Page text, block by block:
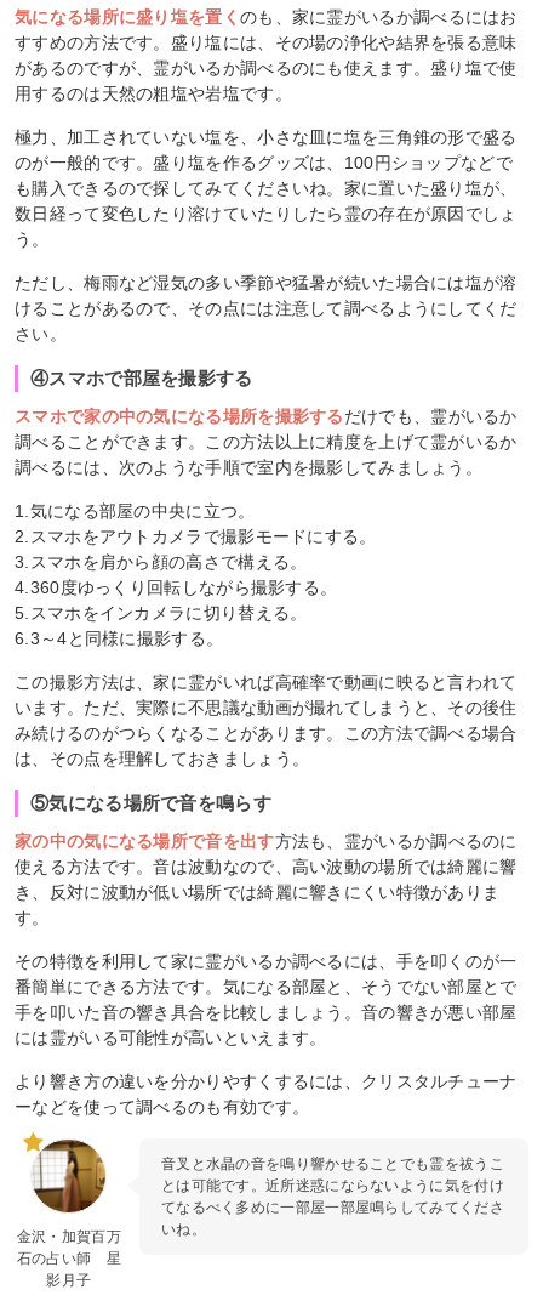
気になる場所に盛り塩を置く のも、家に霊がいるか調べるにはお
すすめの方法です。盛り塩には、その場の浄化や結界を張る意味
があるのですが、霊がいるか調べるのにも使えます。盛り塩で使
用するのは天然の粗塩や岩塩です。
極力、加工されていない塩を、小さな皿に塩を三角錐の形で盛る
のが一般的です。盛り塩を作るグッズは、100円ショップなどで
も購入できるので探してみてくださいね。家に置いた盛り塩が、
数日経って変色したり溶けていたりしたら霊の存在が原因でしょ
う。
ただし、梅雨など湿気の多い季節や猛暑が続いた場合には塩が溶
けることがあるので、その点には注意して調べるようにしてくだ
さい。
④スマホで部屋を撮影する
スマホで家の中の気になる場所を撮影するだけでも、霊がいるか
調べることができます。この方法以上に精度を上げて霊がいるか
調べるには、次のような手順で室内を撮影してみましょう。
1.気になる部屋の中央に立つ。
2.スマホをアウトカメラで撮影モードにする。
3.スマホを肩から顔の高さで構える。
4.360度ゆっくり回転しながら撮影する。
5.スマホをインカメラに切り替える。
6.3～4と同様に撮影する。
この撮影方法は、家に霊がいれば高確率で動画に映ると言われて
います。ただ、実際に不思議な動画が撮れてしまうと、その後住
み続けるのがつらくなることがあります。この方法で調べる場合
は、その点を理解しておきましょう。
⑤気になる場所で音を鳴らす
家の中の気になる場所で音を出す方法も、霊がいるか調べるのに
使える方法です。音は波動なので、高い波動の場所では綺麗に響
き、反対に波動が低い場所では綺麗に響きにくい特徴がありま
す。
その特徴を利用して家に霊がいるか調べるには、手を叩くのが一
番簡単にできる方法です。気になる部屋と、そうでない部屋とで
手を叩いた音の響き具合を比較しましょう。音の響きが悪い部屋
には霊がいる可能性が高いといえます。
より響き方の違いを分かりやすくするには、クリスタルチューナ
ーなどを使って調べるのも有効です。
金沢・加賀百万
石の占い師 星
影月子
音叉と水晶の音を鳴り響かせることでも霊を祓うこ
とは可能です。近所迷惑にならないように気を付け
てなるべく多めに一部屋一部屋鳴らしてみてくださ
いね。